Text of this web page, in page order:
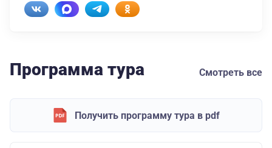
Программа тура Смотреть все
Получить программу тура в pdf